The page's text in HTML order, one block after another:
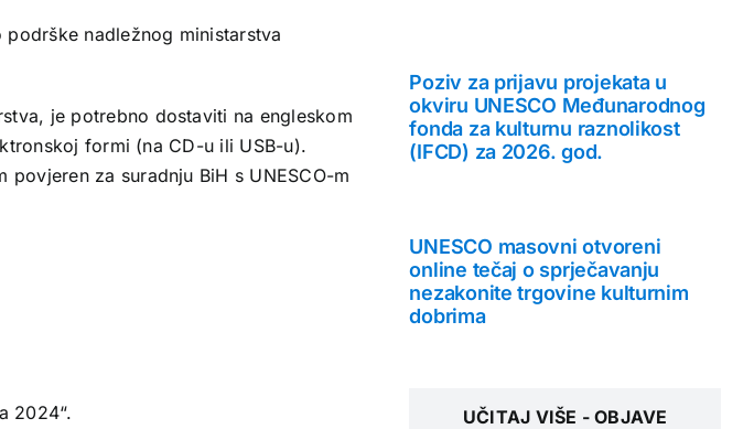
nadležnog ministarstva
je potrebno dostaviti na engleskom
formi (na CD-u ili USB-u).
povjeren za suradnju BiH s UNESCO-m
2024“.
Poziv za prijavu projekata u
okviru UNESCO Međunarodnog
fonda za kulturnu raznolikost
(IFCD) za 2026. god.
UNESCO masovni otvoreni
online tečaj o sprječavanju
nezakonite trgovine kulturnim
dobrima
UČITAJ VIŠE - OBJAVE